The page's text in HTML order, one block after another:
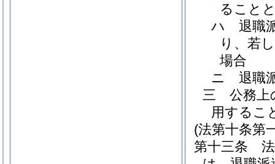
ること
ハ
退職
り、若
場合
ニ
退職
三
公務上
用するこ
(法第十条第
第十三条